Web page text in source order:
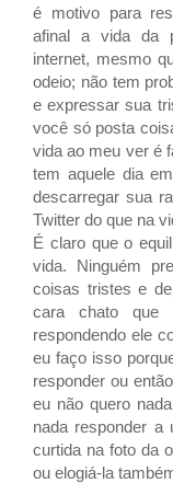
é motivo para
afinal a vida da
internet, mesmo
odeio; não tem
e expressar sua
você só posta
vida ao meu ver é
tem aquele dia
descarregar sua
Twitter do que na
É claro que o
vida. Ninguém
coisas tristes e
cara chato que
respondendo ele
eu faço isso
responder ou
eu não quero
nada responder a
curtida na foto da
ou elogiá-la